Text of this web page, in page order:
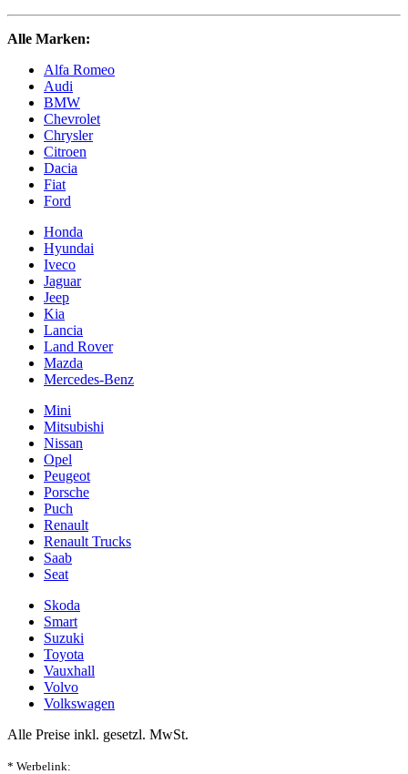
Alle Marken:
Alfa Romeo
Audi
BMW
Chevrolet
Chrysler
Citroen
Dacia
Fiat
Ford
Honda
Hyundai
Iveco
Jaguar
Jeep
Kia
Lancia
Land Rover
Mazda
Mercedes-Benz
Mini
Mitsubishi
Nissan
Opel
Peugeot
Porsche
Puch
Renault
Renault Trucks
Saab
Seat
Skoda
Smart
Suzuki
Toyota
Vauxhall
Volvo
Volkswagen
Alle Preise inkl. gesetzl. MwSt.
* Werbelink: